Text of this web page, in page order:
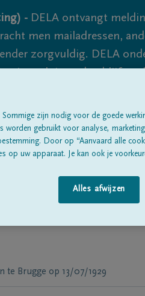
- DELA ontvangt
men mailadressen,
zorgvuldig. DELA
uit te sluiten, dus blijf
Alle
te Brugge op 13/07/1929
zijn nodig voor de goede
worden gebruikt voor analyse,
Door op “Aanvaard alle
op uw apparaat. Je kan ook je
Alles afwijzen